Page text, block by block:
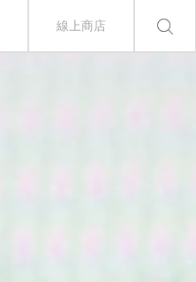
線上商店